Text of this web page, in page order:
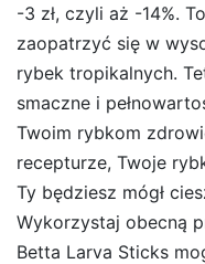
-3 zł, czyli aż -14%.
zaopatrzyć się w
rybek tropikalnych.
smaczne i
Twoim rybkom
recepturze, Twoje
Ty będziesz mógł
Wykorzystaj obecną
Betta Larva Sticks